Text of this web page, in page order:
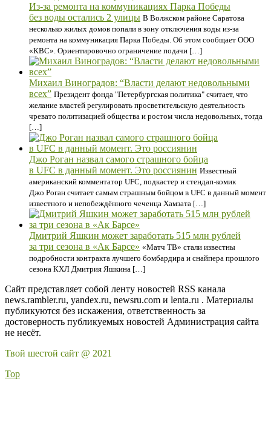
Из-за ремонта на коммуникациях Парка Победы
без воды остались 2 улицы В Волжском районе Саратова
несколько жилых домов попали в зону отключения воды из-за
ремонта на коммуникация Парка Победы. Об этом сообщает ООО
«КВС». Ориентировочно ограничение подачи […]
Михаил Виноградов: “Власти делают недовольными
всех” Президент фонда "Петербургская политика" считает, что
желание властей регулировать просветительскую деятельность
чревато политизацией общества и ростом числа недовольных, тогда
[…]
Джо Роган назвал самого страшного бойца
в UFC в данный момент. Это россиянин Известный
американский комментатор UFC, подкастер и стендап-комик
Джо Роган считает самым страшным бойцом в UFC в данный момент
известного и непобеждённого чеченца Хамзата […]
Дмитрий Яшкин может заработать 515 млн рублей
за три сезона в «Ак Барсе» «Матч ТВ» стали известны
подробности контракта лучшего бомбардира и снайпера прошлого
сезона КХЛ Дмитрия Яшкина […]
Сайт представляет собой ленту новостей RSS канала
news.rambler.ru, yandex.ru, newsru.com и lenta.ru . Материалы
публикуются без искажения, ответственность за
достоверность публикуемых новостей Администрация сайта
не несёт.
Твой шестой сайт @ 2021
Top